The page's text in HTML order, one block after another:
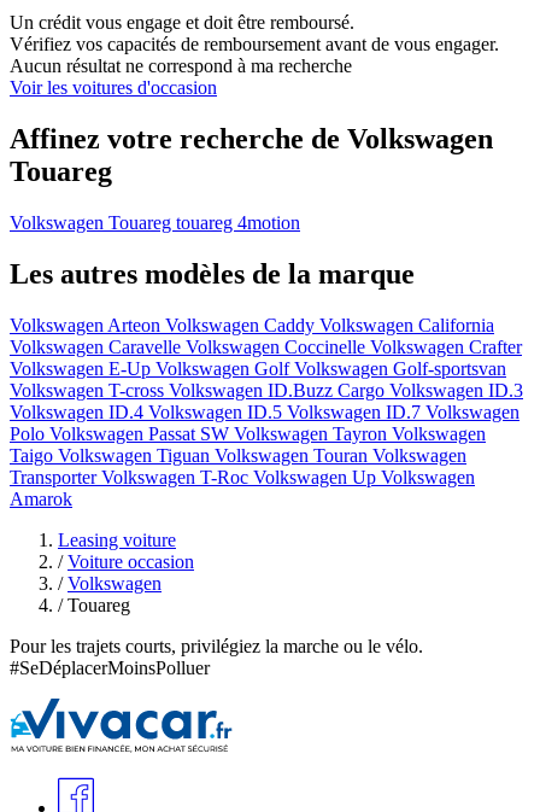
Un crédit vous engage et doit être remboursé.
Vérifiez vos capacités de remboursement avant de vous engager.
Aucun résultat ne correspond à ma recherche
Voir les voitures d'occasion
Affinez votre recherche de Volkswagen
Touareg
Volkswagen Touareg touareg 4motion
Les autres modèles de la marque
Volkswagen Arteon Volkswagen Caddy Volkswagen California
Volkswagen Caravelle Volkswagen Coccinelle Volkswagen Crafter
Volkswagen E-Up Volkswagen Golf Volkswagen Golf-sportsvan
Volkswagen T-cross Volkswagen ID.Buzz Cargo Volkswagen ID.3
Volkswagen ID.4 Volkswagen ID.5 Volkswagen ID.7 Volkswagen
Polo Volkswagen Passat SW Volkswagen Tayron Volkswagen
Taigo Volkswagen Tiguan Volkswagen Touran Volkswagen
Transporter Volkswagen T-Roc Volkswagen Up Volkswagen
Amarok
Leasing voiture
/ Voiture occasion
/ Volkswagen
/ Touareg
Pour les trajets courts, privilégiez la marche ou le vélo.
#SeDéplacerMoinsPolluer